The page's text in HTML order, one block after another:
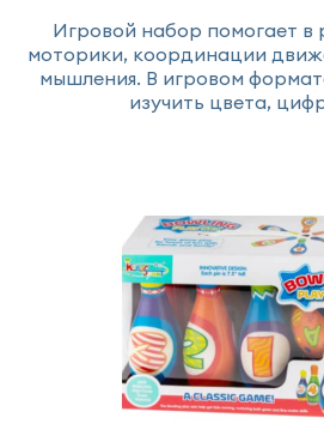
Игровой набор помогает в
моторики, координации
мышления. В игровом
изучить цвета,